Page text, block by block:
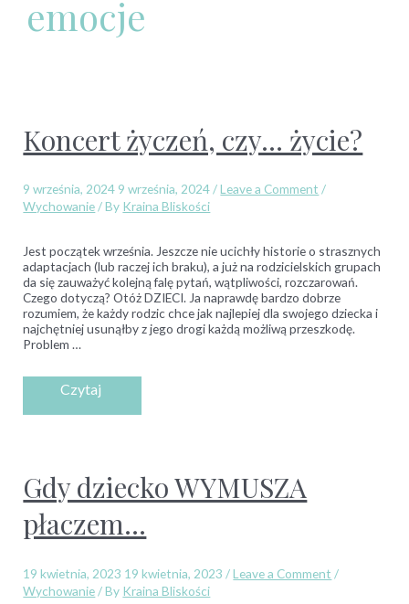
emocje
Koncert życzeń, czy… życie?
9 września, 2024 9 września, 2024/Leave a Comment /
Wychowanie/ By Kraina Bliskości
Jest początek września. Jeszcze nie ucichły historie o strasznych
adaptacjach (lub raczej ich braku), a już na rodzicielskich grupach
da się zauważyć kolejną falę pytań, wątpliwości, rozczarowań.
Czego dotyczą? Otóż DZIECI. Ja naprawdę bardzo dobrze
rozumiem, że każdy rodzic chce jak najlepiej dla swojego dziecka i
najchętniej usunąłby z jego drogi każdą możliwą przeszkodę.
Problem …
Gdy dziecko WYMUSZA
płaczem…
19 kwietnia, 2023 19 kwietnia, 2023 /Leave a Comment /
Wychowanie/ By Kraina Bliskości